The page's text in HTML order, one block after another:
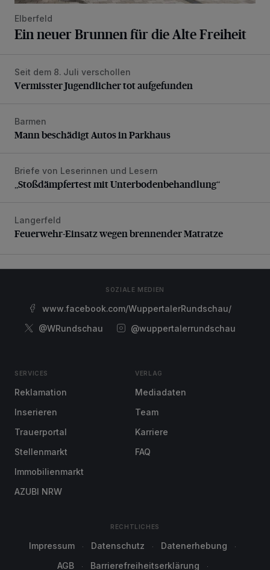
Elberfeld
Ein neuer Brunnen für die Alte Freiheit
Vermisster Jugendlicher tot aufgefunden
Seit dem 8. Juli verschollen
Vermisster Jugendlicher tot aufgefunden
Mann beschädigt Autos in Parkhaus
Barmen
Mann beschädigt Autos in Parkhaus
„Stoßdämpfertest mit Unterbodenbehandlung“
Briefe von Leserinnen und Lesern
„Stoßdämpfertest mit Unterbodenbehandlung“
Feuerwehr-Einsatz wegen brennender Matratze
Langerfeld
Feuerwehr-Einsatz wegen brennender Matratze
SOZIALE MEDIEN
www.facebook.com/WuppertalerRundschau/
@WRundschau
@wuppertalerrundschau
SERVICES
Reklamation
Inserieren
Trauerportal
Stellenmarkt
Immobilienmarkt
AZUBI NRW
VERLAG
Mediadaten
Team
Karriere
FAQ
RECHTLICHES
Impressum Datenschutz
Datenerhebung
AGB
Barrierefreiheitserklärung